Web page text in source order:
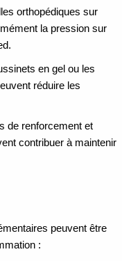
orthopédiques sur
la pression sur
en gel ou les
réduire les
de renforcement et
contribuer à maintenir
peuvent être
: